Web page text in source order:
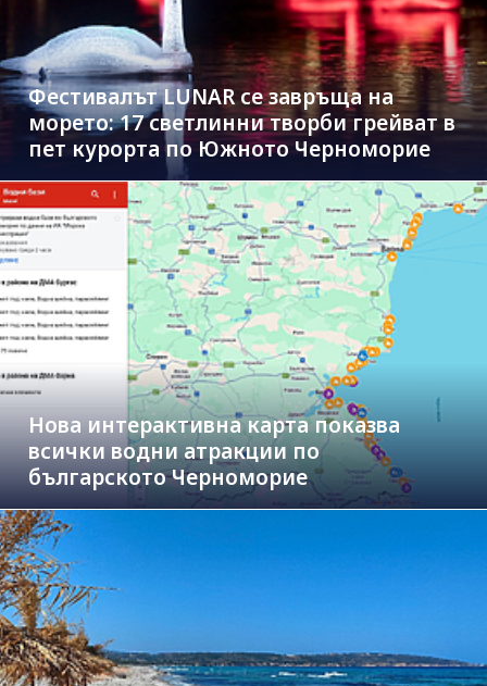
Фестивалът LUNAR се завръща на
морето: 17 светлинни творби грейват в
пет курорта по Южното Черноморие
Нова интерактивна карта показва
всички водни атракции по
българското Черноморие